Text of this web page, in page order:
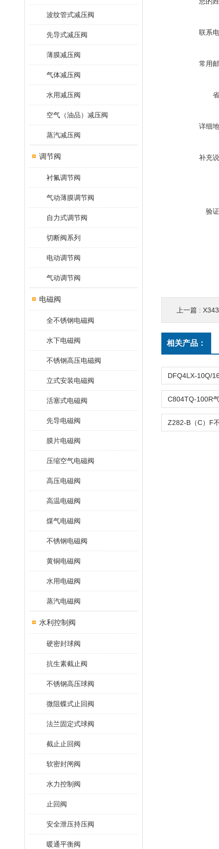
波纹管式减压阀
先导式减压阀
薄膜减压阀
气体减压阀
水用减压阀
空气（油品）减压阀
蒸汽减压阀
调节阀
衬氟调节阀
气动薄膜调节阀
自力式调节阀
切断阀系列
电动调节阀
气动调节阀
电磁阀
全不锈钢电磁阀
水下电磁阀
不锈钢高压电磁阀
立式安装电磁阀
活塞式电磁阀
先导电磁阀
膜片电磁阀
压缩空气电磁阀
高压电磁阀
高温电磁阀
煤气电磁阀
不锈钢电磁阀
黄铜电磁阀
水用电磁阀
蒸汽电磁阀
水利控制阀
硬密封球阀
抗生素截止阀
不锈钢高压球阀
微阻蝶式止回阀
法兰固定式球阀
截止止回阀
软密封闸阀
水力控制阀
止回阀
安全泄压持压阀
暖通平衡阀
联系
常用
详细
补充
验
上一篇 :
相关产品：